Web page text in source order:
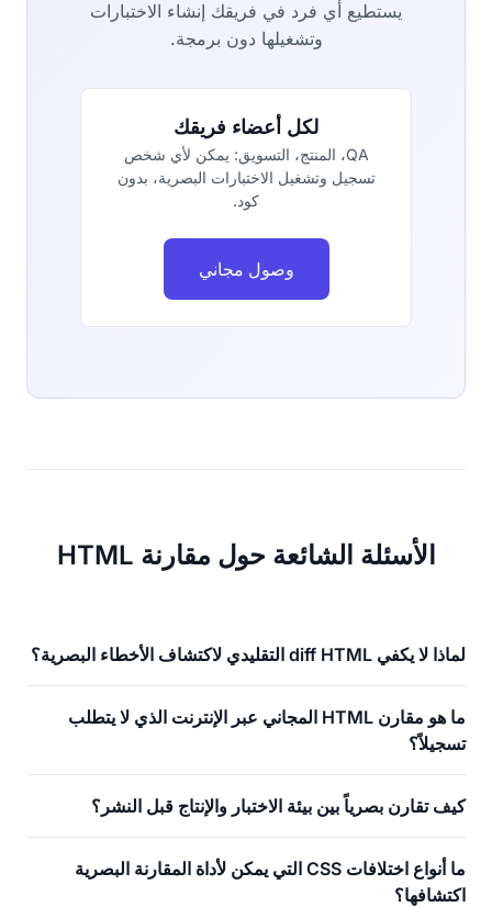
يستطيع أي فرد في فريقك إنشاء الاختبارات
وتشغيلها دون برمجة.
لكل أعضاء فريقك
QA، المنتج، التسويق: يمكن لأي شخص
تسجيل وتشغيل الاختبارات البصرية، بدون
كود.
وصول مجاني
الأسئلة الشائعة حول مقارنة HTML
لماذا لا يكفي diff HTML التقليدي لاكتشاف الأخطاء البصرية؟
ما هو مقارن HTML المجاني عبر الإنترنت الذي لا يتطلب
تسجيلاً؟
كيف تقارن بصرياً بين بيئة الاختبار والإنتاج قبل النشر؟
ما أنواع اختلافات CSS التي يمكن لأداة المقارنة البصرية
اكتشافها؟